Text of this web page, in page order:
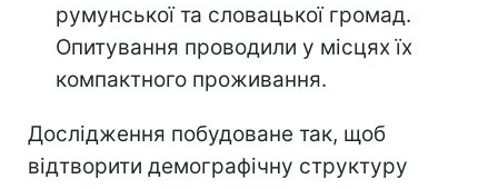
румунської та словацької громад.
Опитування проводили у місцях їх
компактного проживання.
Дослідження побудоване так, щоб
відтворити демографічну структуру